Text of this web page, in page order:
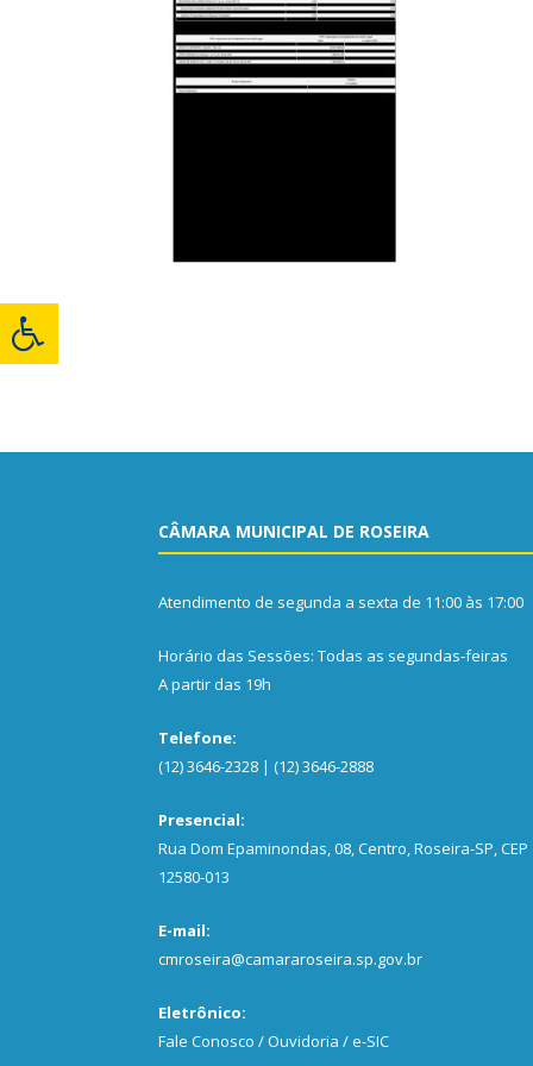
CÂMARA MUNICIPAL DE ROSEIRA
Atendimento de segunda a sexta de 11:00 às 17:00
Horário das Sessões: Todas as segundas-feiras
A partir das 19h
Telefone:
(12) 3646-2328 | (12) 3646-2888
Presencial:
Rua Dom Epaminondas, 08, Centro, Roseira-SP, CEP
12580-013
E-mail:
cmroseira@camararoseira.sp.gov.br
Eletrônico:
Fale Conosco / Ouvidoria / e-SIC